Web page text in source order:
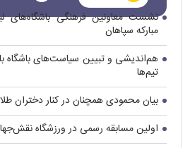
نشست معاونین فرهنگی باشگاه‌های
مبارکه سپاهان
هم‌اندیشی و تبیین سیاست‌های باشگاه
تیم‌ها
بیان محمودی همچنان در کنار دختران
اولین مسابقه رسمی در ورزشگاه